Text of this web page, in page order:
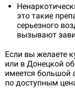
это такие
серьезного
вызывают
Если вы желаете
или в Донецкой
имеется большой
по доступным